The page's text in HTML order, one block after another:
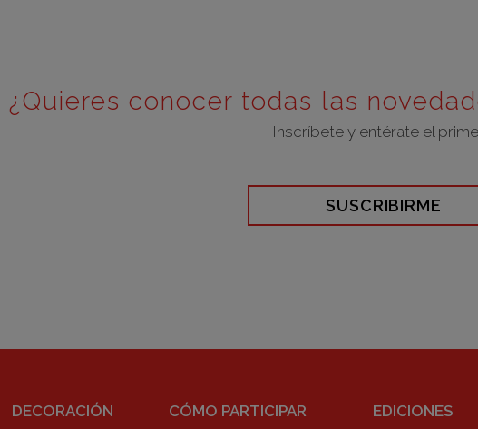
¿Quieres conocer todas las
Inscríbete y entérate el
SUSCRIBIRME
DECORACIÓN CÓMO PARTICIPAR EDICIONES